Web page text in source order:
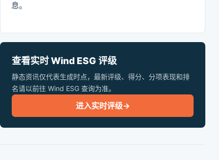
息。
查看实时 Wind ESG 评级
静态资讯仅代表生成时点，最新评级、得分、分项表现和排
名请以前往 Wind ESG 查询为准。
进入实时评级→